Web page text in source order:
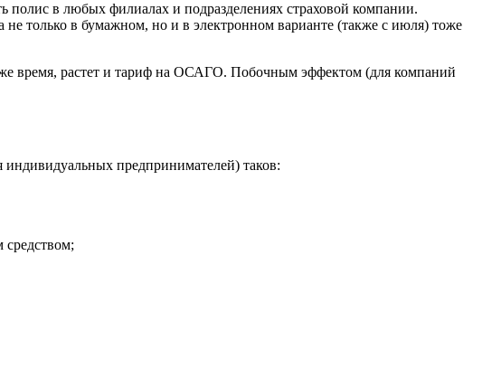
полис в любых филиалах и подразделениях страховой компании.
только в бумажном, но и в электронном варианте (также с июля) тоже
время, растет и тариф на ОСАГО. Побочным эффектом (для компаний
индивидуальных предпринимателей) таков:
средством;